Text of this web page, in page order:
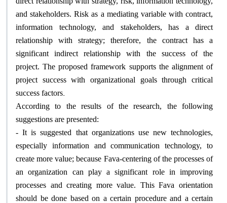
and stakeholders. Risk as a mediating variable with contract,
information technology, and stakeholders, has a direct
relationship with strategy; therefore, the contract has a
significant indirect relationship with the success of the
project. The proposed framework supports the alignment of
project success with organizational goals through critical
success factors.
According to the results of the research, the following
suggestions are presented:
- It is suggested that organizations use new technologies,
especially information and communication technology, to
create more value; because Fava-centering of the processes of
an organization can play a significant role in improving
processes and creating more value. This Fava orientation
should be done based on a certain procedure and a certain